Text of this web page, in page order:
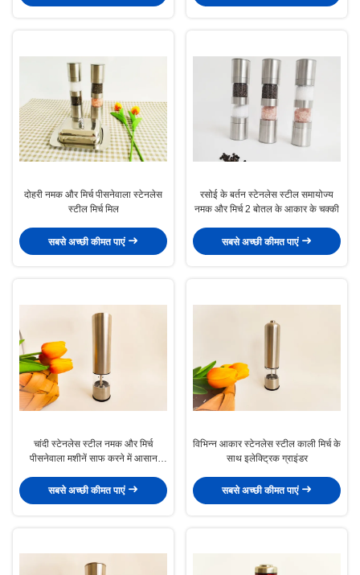
दोहरी नमक और मिर्च पीसनेवाला स्टेनलेस
स्टील मिर्च मिल
सबसे अच्छी कीमत पाएं
रसोई के बर्तन स्टेनलेस स्टील समायोज्य
नमक और मिर्च 2 बोतल के आकार के चक्की
सबसे अच्छी कीमत पाएं
चांदी स्टेनलेस स्टील नमक और मिर्च
पीसनेवाला मशीनें साफ करने में आसान
मिल
सबसे अच्छी कीमत पाएं
विभिन्न आकार स्टेनलेस स्टील काली मिर्च के
साथ इलेक्ट्रिक ग्राइंडर
सबसे अच्छी कीमत पाएं